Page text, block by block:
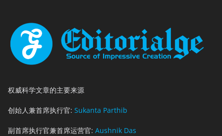
权威科学文章的主要来源
创始人兼首席执行官: Sukanta Parthib
副首席执行官兼首席运营官: Aushnik Das